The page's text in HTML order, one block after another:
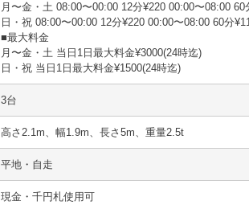
月〜金・土 08:00〜00:00 12分¥220 00:00〜08:00 60
日・祝 08:00〜00:00 12分¥220 00:00〜08:00 60分
■最大料金
月〜金・土 当日1日最大料金¥3000(24時迄)
日・祝 当日1日最大料金¥1500(24時迄)
3台
高さ2.1m、幅1.9m、長さ5m、重量2.5t
平地・自走
現金・千円札使用可